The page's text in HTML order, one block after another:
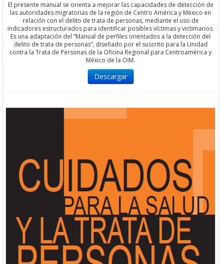
El presente manual se orienta a mejorar las capacidades de detección de
las autoridades migratorias de la región de Centro América y México en
relación con el delito de trata de personas, mediante el uso de
indicadores estructurados para identificar posibles víctimas y victimarios.
Es una adaptación del “Manual de perfiles orientados a la detección del
delito de trata de personas”, diseñado por el suscrito para la Unidad
contra la Trata de Personas de la Oficina Regional para Centroamérica y
México de la OIM.
Descargar